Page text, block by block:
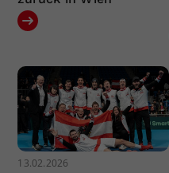
13.02.2026